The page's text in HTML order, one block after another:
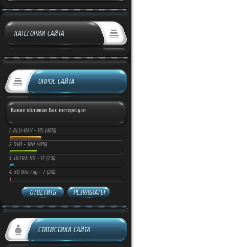
КАТЕГОРИИ САЙТА
ОПРОС САЙТА
Какие обложки Вас интересуют
1. BLU-RAY - 115 (48%)
2. DVD - 100 (41%)
3. ULTRA HD - 17 (7%)
4. 3D Blu-ray - 7 (2%)
ОТВЕТИТЬ РЕЗУЛЬТАТЫ
СТАТИСТИКА САЙТА